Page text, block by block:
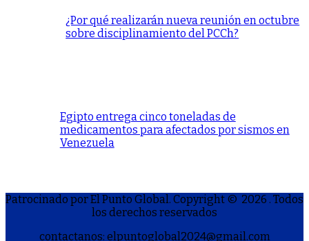
¿Por qué realizarán nueva reunión en octubre
sobre disciplinamiento del PCCh?
Egipto entrega cinco toneladas de
medicamentos para afectados por sismos en
Venezuela
Patrocinado por El Punto Global. Copyright © 2026 . Todos
los derechos reservados
contactanos: elpuntoglobal2024@gmail.com